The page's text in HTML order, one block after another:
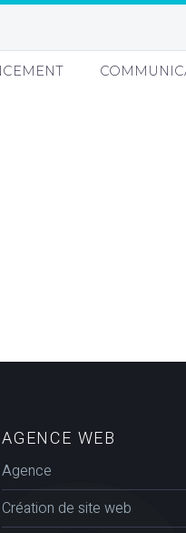
AGENCE WEB
Agence
Création de site web